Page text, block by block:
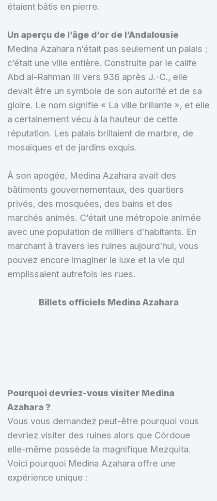
étaient bâtis en pierre.
Un aperçu de l’âge d’or de l’Andalousie
Medina Azahara n’était pas seulement un palais ;
c’était une ville entière. Construite par le calife
Abd al-Rahman III vers 936 après J.-C., elle
devait être un symbole de son autorité et de sa
gloire. Le nom signifie « La ville brillante », et elle
a certainement vécu à la hauteur de cette
réputation. Les palais brillaient de marbre, de
mosaïques et de jardins exquis.
À son apogée, Medina Azahara avait des
bâtiments gouvernementaux, des quartiers
privés, des mosquées, des bains et des
marchés animés. C’était une métropole animée
avec une population de milliers d’habitants. En
marchant à travers les ruines aujourd’hui, vous
pouvez encore imaginer le luxe et la vie qui
emplissaient autrefois les rues.
Billets officiels Medina Azahara
Pourquoi devriez-vous visiter Medina
Azahara ?
Vous vous demandez peut-être pourquoi vous
devriez visiter des ruines alors que Córdoue
elle-même possède la magnifique Mezquita.
Voici pourquoi Medina Azahara offre une
expérience unique :